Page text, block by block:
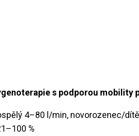
s podporou mobility
4–80 l/min, novorozenec/
%